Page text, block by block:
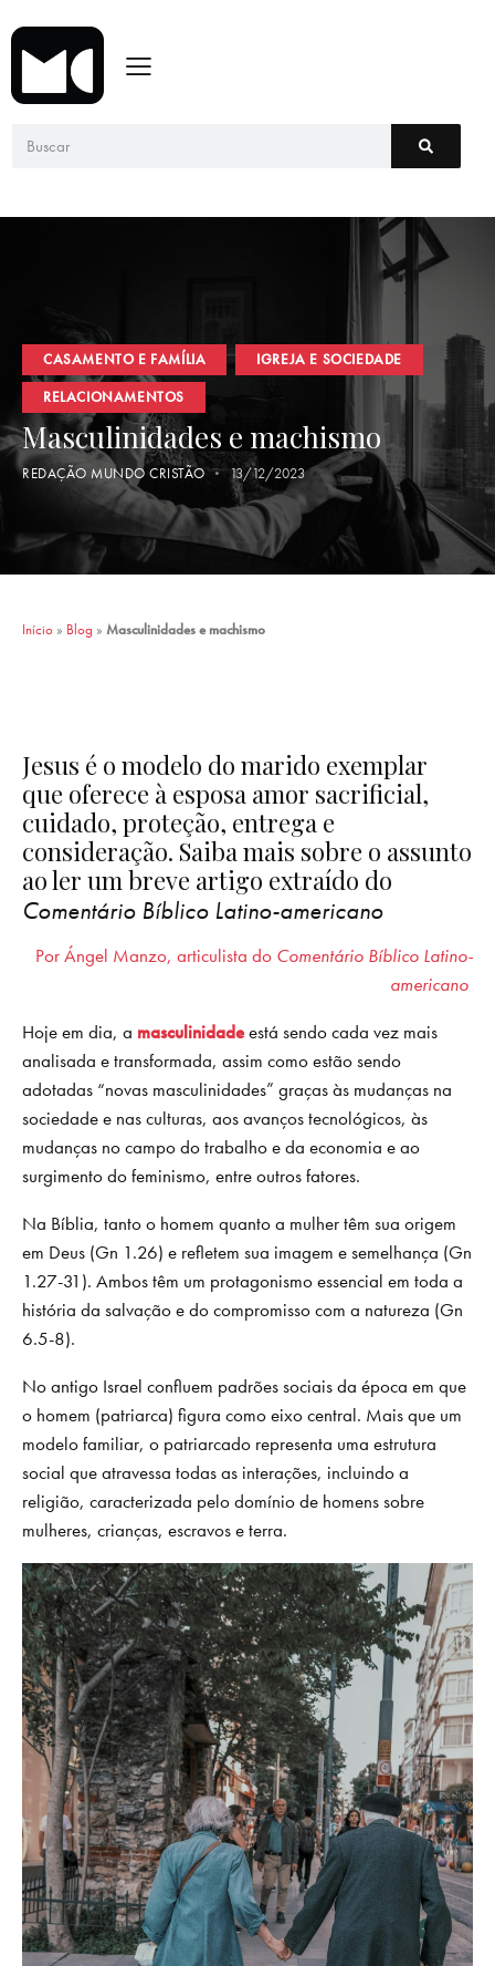
CASAMENTO E FAMÍLIA
IGREJA E SOCIEDADE
RELACIONAMENTOS
Masculinidades e machismo
REDAÇÃO MUNDO CRISTÃO 13/12/2023
Início » Blog » Masculinidades e machismo
Jesus é o modelo do marido exemplar
que oferece à esposa amor sacrificial,
cuidado, proteção, entrega e
consideração. Saiba mais sobre o assunto
ao ler um breve artigo extraído do
Comentário Bíblico Latino-americano
Por Ángel Manzo, articulista do Comentário Bíblico Latino-
americano
Hoje em dia, a masculinidadeestá sendo cada vez mais
analisada e transformada, assim como estão sendo
adotadas “novas masculinidades” graças às mudanças na
sociedade e nas culturas, aos avanços tecnológicos, às
mudanças no campo do trabalho e da economia e ao
surgimento do feminismo, entre outros fatores.
Na Bíblia, tanto o homem quanto a mulher têm sua origem
em Deus (Gn 1.26) e refletem sua imagem e semelhança (Gn
1.27-31). Ambos têm um protagonismo essencial em toda a
história da salvação e do compromisso com a natureza (Gn
6.5-8).
No antigo Israel confluem padrões sociais da época em que
o homem (patriarca) figura como eixo central. Mais que um
modelo familiar, o patriarcado representa uma estrutura
social que atravessa todas as interações, incluindo a
religião, caracterizada pelo domínio de homens sobre
mulheres, crianças, escravos e terra.